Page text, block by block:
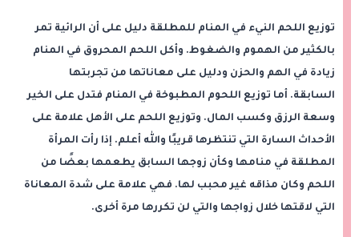
توزيع اللحم النيء في المنام للمطلقة دليل على أن الرائية تمر
بالكثير من الهموم والضغوط. وأكل اللحم المحروق في المنام
زيادة في الهم والحزن ودليل على معاناتها من تجربتها
السابقة. أما توزيع اللحوم المطبوخة في المنام فتدل على الخير
وسعة الرزق وكسب المال. وتوزيع اللحم على الأهل علامة على
الأحداث السارة التي تنتظرها قريبًا والله أعلم. إذا رأت المرأة
المطلقة في منامها وكأن زوجها السابق يطعمها بعضًا من
اللحم وكان مذاقه غير محبب لها. فهي علامة على شدة المعاناة
التي لاقتها خلال زواجها والتي لن تكررها مرة أخرى.